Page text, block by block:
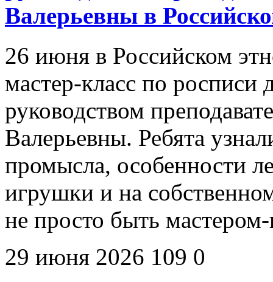
Валерьевны в
26 июня в Российском
мастер-класс по
руководством
Валерьевны. Ребята
промысла, особенности
игрушки и на
не просто быть
29 июня 2026 109 0